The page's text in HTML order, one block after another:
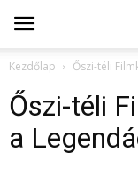
Kezdőlap Őszi-téli
Őszi-téli
a